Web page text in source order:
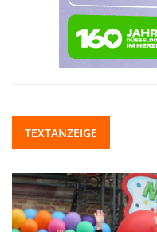
TEXTANZEIGE